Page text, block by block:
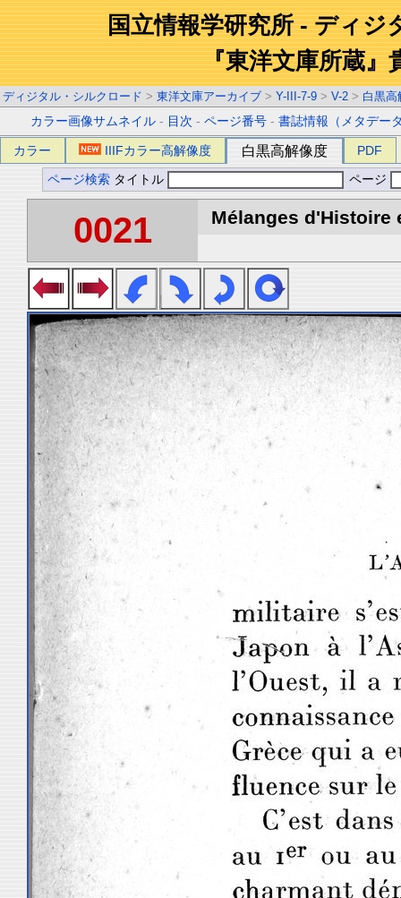
国立情報学研究所 - ディジ
『東洋文庫所蔵』
ディジタル・シルクロード > 東洋文庫アーカイブ > Y-III-7-9 > V-2 > 白黒高
カラー画像サムネイル - 目次 -ページ番号 -書誌情報（メタデー
カラー IIIFカラー高解像度 白黒高解像度 PDF
ページ検索 タイトル ページ
0021 Mélanges d'Histoire